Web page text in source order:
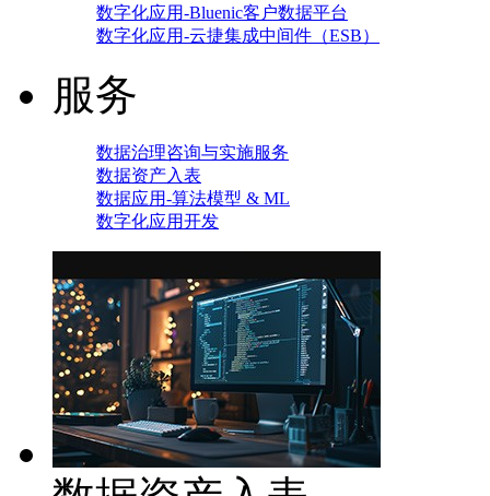
数字化应用-Bluenic客户数据平台
数字化应用-云捷集成中间件（ESB）
服务
数据治理咨询与实施服务
数据资产入表
数据应用-算法模型 & ML
数字化应用开发